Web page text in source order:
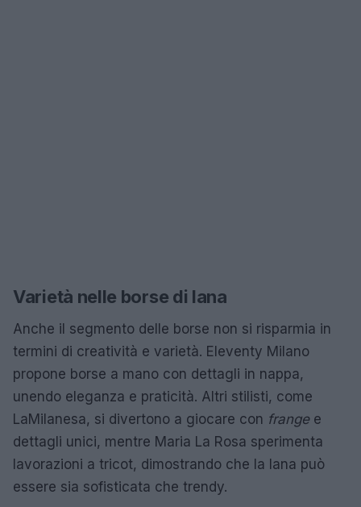
Varietà nelle borse di lana
Anche il segmento delle borse non si risparmia in
termini di creatività e varietà. Eleventy Milano
propone borse a mano con dettagli in nappa,
unendo eleganza e praticità. Altri stilisti, come
LaMilanesa, si divertono a giocare con frangee
dettagli unici, mentre Maria La Rosa sperimenta
lavorazioni a tricot, dimostrando che la lana può
essere sia sofisticata che trendy.